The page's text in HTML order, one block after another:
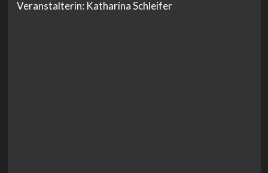
Veranstalterin: Katharina Schleifer